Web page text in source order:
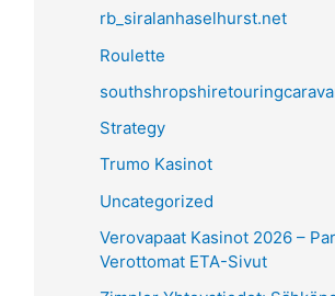
rb_siralanhaselhurst.net
Roulette
Strategy
Trumo Kasinot
Uncategorized
Verovapaat Kasinot 2026 –
Verottomat ETA-Sivut